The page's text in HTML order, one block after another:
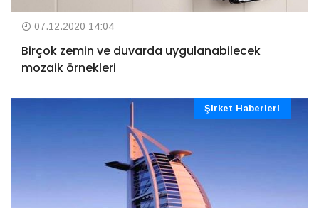
07.12.2020 14:04
Birçok zemin ve duvarda uygulanabilecek
mozaik örnekleri
Şirket Haberleri